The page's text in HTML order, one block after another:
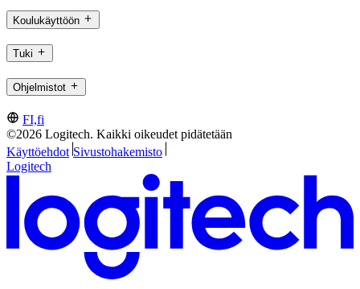
Koulukäyttöön
Tuki
Ohjelmistot
FI,fi
©2026 Logitech. Kaikki oikeudet pidätetään
Käyttöehdot Sivustohakemisto
Logitech